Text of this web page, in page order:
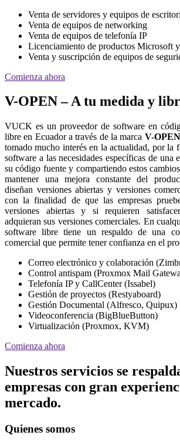
Venta de servidores y equipos de
Venta de equipos de networking
Venta de equipos de telefonía IP
Licenciamiento de productos Microsoft
Venta y suscripción de equipos de
Comienza ahora
V-OPEN – A tu medida y
VUCK es un proveedor de software en
libre en Ecuador a través de la marca V-OPEN
tomado mucho interés en la actualidad, por la
software a las necesidades específicas de una
su código fuente y compartiendo estos
mantener una mejora constante del
diseñan versiones abiertas y versiones
con la finalidad de que las empresas
versiones abiertas y si requieren
adquieran sus versiones comerciales. En
software libre tiene un respaldo de una
comercial que permite tener confianza en el
Correo electrónico y colaboración
Control antispam (Proxmox Mail
Telefonía IP y CallCenter (Issabel)
Gestión de proyectos (Restyaboard)
Gestión Documental (Alfresco, Quipux)
Videoconferencia (BigBlueButton)
Virtualización (Proxmox, KVM)
Comienza ahora
Nuestros servicios se
empresas con gran
mercado.
Quienes somos